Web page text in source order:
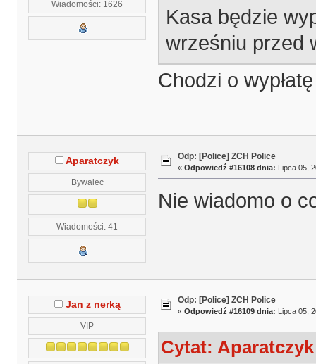
Wiadomości: 1626
Kasa będzie
wrześniu przed
Chodzi o
Aparatczyk
Bywalec
Wiadomości: 41
Odp: [Police] ZCH Police
« Odpowiedź #16108 dnia: Lipca 05,
Nie wiadomo o
Jan z nerką
VIP
Odp: [Police] ZCH Police
« Odpowiedź #16109 dnia: Lipca 05,
Cytat: